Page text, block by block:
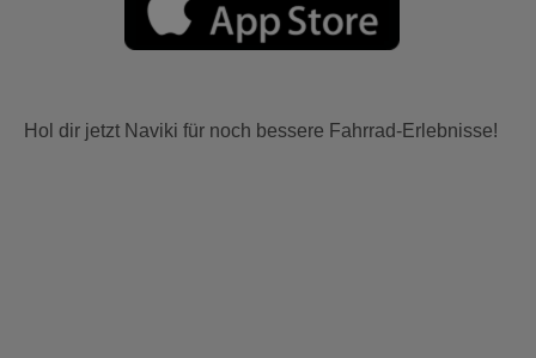
Hol dir jetzt Naviki für noch bessere Fahrrad-Erlebnisse!